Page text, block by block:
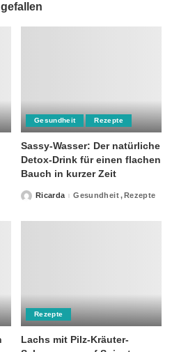
Gesundheit Rezepte
Sassy-Wasser: Der natürliche
Detox-Drink für einen flachen
Bauch in kurzer Zeit
PostedRicarda Gesundheit Rezepte
Rezepte
Lachs mit Pilz-Kräuter-